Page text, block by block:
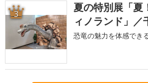
3
夏の特別展「夏
ィノランド」／
恐竜の魅力を体感でき